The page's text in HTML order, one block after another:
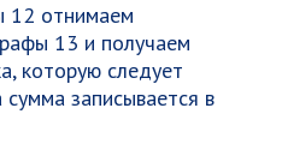
12 отнимаем
13 и получаем
которую следует
сумма записывается в